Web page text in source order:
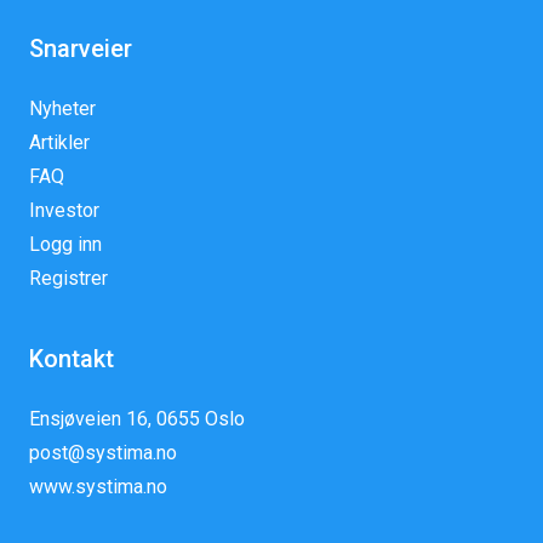
Snarveier
Nyheter
Artikler
FAQ
Investor
Logg inn
Registrer
Kontakt
Ensjøveien 16, 0655 Oslo
post@systima.no
www.systima.no